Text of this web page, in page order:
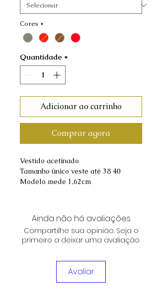
Cores *
Quantidade *
Adicionar ao carrinho
Comprar agora
Vestido acetinado
Tamanho único veste até 38 40
Modelo mede 1,62cm
Ainda não há avaliações
Compartilhe sua opinião. Seja o
primeiro a deixar uma avaliação.
Avaliar